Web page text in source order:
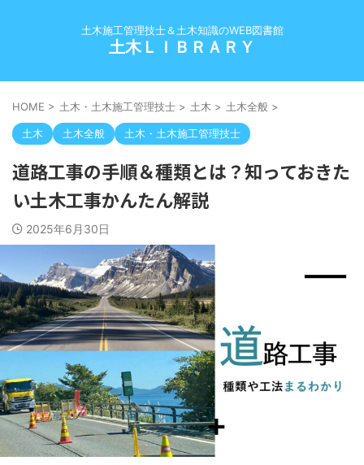
土木施工管理技士＆土木知識のWEB図書館
土木ＬＩＢＲＡＲＹ
HOME > 土木・土木施工管理技士 > 土木 > 土木全般 >
土木 土木全般 土木・土木施工管理技士
道路工事の手順＆種類とは？知っておきた
い土木工事かんたん解説
2025年6月30日